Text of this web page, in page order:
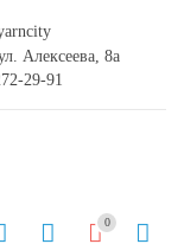
Алексеева, 8а
29-91
0